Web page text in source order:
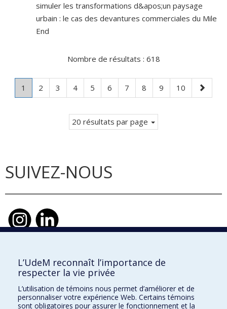
simuler les transformations d&apos;un paysage
urbain : le cas des devantures commerciales du Mile
End
Nombre de résultats : 618
Page
1
Page
Page
2 Page
3 Page
4 Page
5 Page
6 Page
7 Page
8 Page
9 Page
10
Page
suivante
20 résultats par page
SUIVEZ-NOUS
École d'urbanisme et d'architecture de
paysage
École d'architecture
L’UdeM reconnaît l’importance de
respecter la vie privée
L’utilisation de témoins nous permet d’améliorer et de
personnaliser votre expérience Web. Certains témoins
sont obligatoires pour assurer le fonctionnement et la